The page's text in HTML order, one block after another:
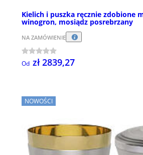
Kielich i puszka ręcznie zdobione
winogron, mosiądz posrebrzany
NA ZAMÓWIENIE
Od zł 2839,27
NOWOŚCI